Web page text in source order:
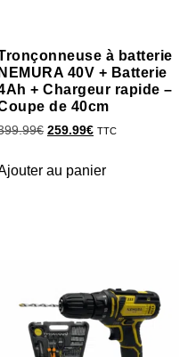
à batterie
NEMURA 40V + Batterie
+ Chargeur rapide –
de 40cm
€ 259.99€ TTC
au panier